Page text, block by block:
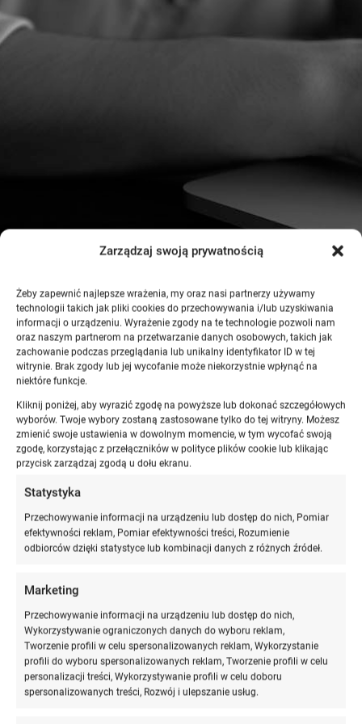
Zarządzaj swoją prywatnością
Żeby zapewnić najlepsze wrażenia, my oraz nasi partnerzy używamy
technologii takich jak pliki cookies do przechowywania i/lub uzyskiwania
informacji o urządzeniu. Wyrażenie zgody na te technologie pozwoli nam
oraz naszym partnerom na przetwarzanie danych osobowych, takich jak
zachowanie podczas przeglądania lub unikalny identyfikator ID w tej
witrynie. Brak zgody lub jej wycofanie może niekorzystnie wpłynąć na
niektóre funkcje.
Kliknij poniżej, aby wyrazić zgodę na powyższe lub dokonać szczegółowych
wyborów. Twoje wybory zostaną zastosowane tylko do tej witryny. Możesz
zmienić swoje ustawienia w dowolnym momencie, w tym wycofać swoją
zgodę, korzystając z przełączników w polityce plików cookie lub klikając
przycisk zarządzaj zgodą u dołu ekranu.
Statystyka
Przechowywanie informacji na urządzeniu lub dostęp do nich, Pomiar
efektywności reklam, Pomiar efektywności treści, Rozumienie
odbiorców dzięki statystyce lub kombinacji danych z różnych źródeł.
Marketing
Przechowywanie informacji na urządzeniu lub dostęp do nich,
Wykorzystywanie ograniczonych danych do wyboru reklam,
Tworzenie profili w celu spersonalizowanych reklam, Wykorzystanie
profili do wyboru spersonalizowanych reklam, Tworzenie profili w celu
personalizacji treści, Wykorzystywanie profili w celu doboru
spersonalizowanych treści, Rozwój i ulepszanie usług.
odpowiedzialności
Lorem ipsum dolor sit amet